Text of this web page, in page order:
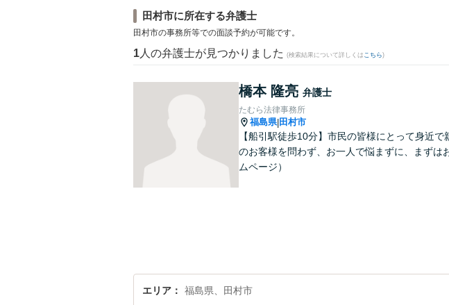
田村市に所在する弁護士
田村市の事務所等での面談予約が可能です。
1 人の弁護士が見つかりました (検索結果について詳しくは こちら)
橋本 隆亮 弁護士
たむら法律事務所
福島県|田村市
【船引駅徒歩10分】市民の皆様にとって身近
のお客様を問わず、お一人で悩まずに、まず
ムページ）
エリア 福島県、田村市